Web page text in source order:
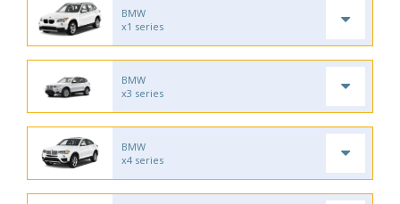
BMW
x1 series
BMW
x3 series
BMW
x4 series